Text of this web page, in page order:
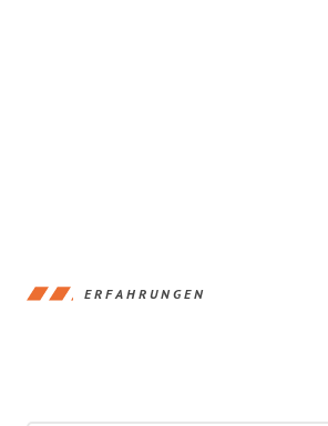
ERFAHRUNGEN